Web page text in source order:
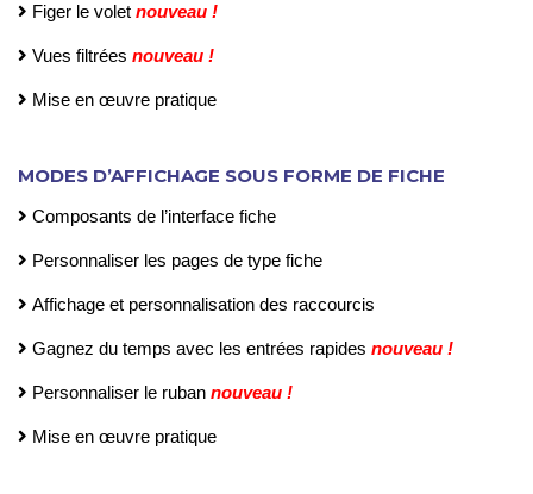
Figer le volet nouveau !
Vues filtrées nouveau !
Mise en œuvre pratique
MODES D’AFFICHAGE SOUS FORME DE FICHE
Composants de l’interface fiche
Personnaliser les pages de type fiche
Affichage et personnalisation des raccourcis
Gagnez du temps avec les entrées rapides nouveau !
Personnaliser le ruban nouveau !
Mise en œuvre pratique